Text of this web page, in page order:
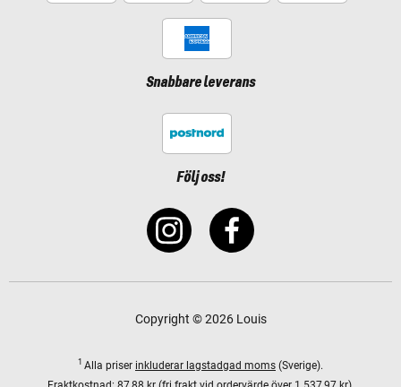
Snabbare leverans
Följ oss!
Copyright © 2026 Louis
1 Alla priser inkluderar lagstadgad moms (Sverige).